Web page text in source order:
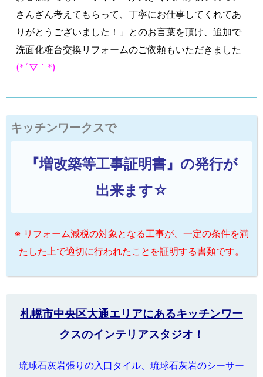
さんざん考えてもらって、丁寧にお仕事してくれてあ
りがとうございました！」とのお言葉を頂け、追加で
洗面化粧台交換リフォームのご依頼もいただきました
(*´▽｀*)
キッチンワークスで
『増改築等工事証明書』の発行が
出来ます☆
※ リフォーム減税の対象となる工事が、一定の条件を満
たした上で適切に行われたことを証明する書類です。
札幌市中央区大通エリアにあるキッチンワー
クスのインテリアスタジオ！
琉球石灰岩張りの入口タイル、琉球石灰岩のシーサー